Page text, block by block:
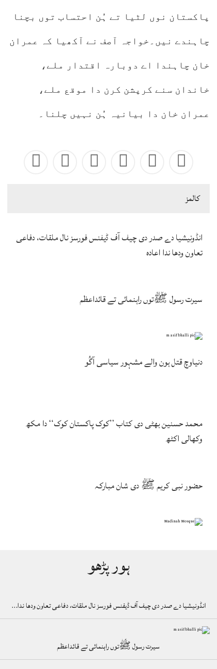
پاکستان نوں لٹیا تے ہُن احتساب توں بچنا
چاہندے نیں۔خواجہ آصف نے آکھیا کہ عمران
خان چاہندا اے دوبارہ اقتدار ملے،
خاندان سنے کرپشن کرن دا موقع ملے،
عمران خان دا بیانیہ ہُن نہیں چلنا۔
كالمز
انڈونیشیا دے صدر دی چیف آف ڈیفنس فورسز نال ملقات، دفاعی
تعاون ودھا ندا اعادہ
سیرت رسول ﷺتوں راہنمائی تے قائداعظم
دنیاوچ قتل ہون والے مشہور سیاسی آگُو
محمد حسنین بھٹی دی کتاب ’’کوک پاکستان کوک‘‘ دا مکھ
وکھالی اکٹھ
حضور نبی کریم ﷺ دی شان مبارکہ
ہور پڑھو
انڈونیشیا دے صدر دی چیف آف ڈیفنس فورسز نال ملقات، دفاعی تعاون ودھا ندا…
سیرت رسول ﷺتوں راہنمائی تے قائداعظم